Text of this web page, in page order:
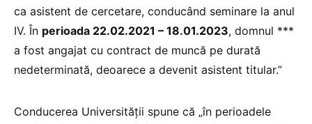
ca asistent de cercetare, conducând seminare la anul
IV. În perioada 22.02.2021 – 18.01.2023, domnul ***
a fost angajat cu contract de muncă pe durată
nedeterminată, deoarece a devenit asistent titular.”
Conducerea Universității spune că „în perioadele